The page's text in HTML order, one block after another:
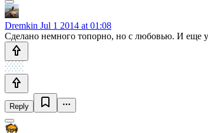
Dremkin Jul 1 2014 at 01:08
Сделано немного топорно, но с любовью. И еще
Reply